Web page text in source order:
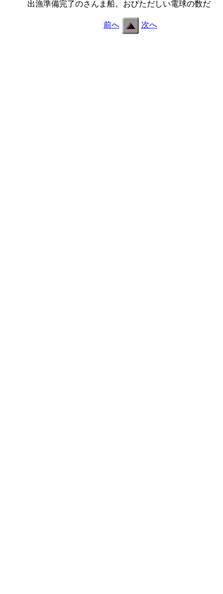
出漁準備完了のさんま船。おびただしい電球の数だ
前へ 次へ